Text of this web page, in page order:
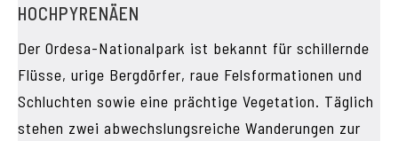
HOCHPYRENÄEN
Der Ordesa-Nationalpark ist bekannt für schillernde
Flüsse, urige Bergdörfer, raue Felsformationen und
Schluchten sowie eine prächtige Vegetation. Täglich
stehen zwei abwechslungsreiche Wanderungen zur